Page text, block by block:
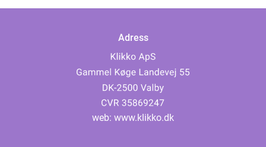
Adress
web: www.klikko.dk